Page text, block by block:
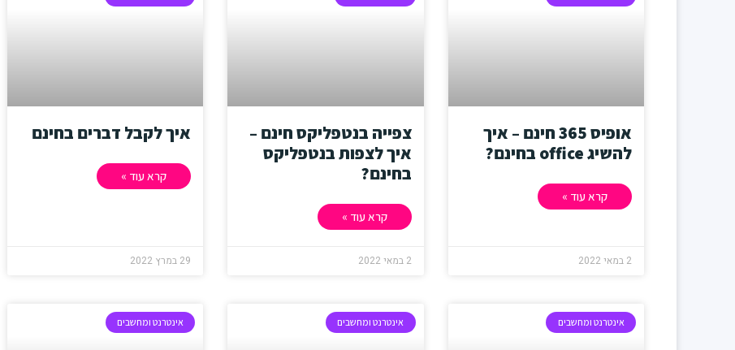
אופיס 365 חינם – איך
להשיג office בחינם?
קרא עוד »
2 במאי 2022
צפייה בנטפליקס חינם –
איך לצפות בנטפליקס
בחינם?
קרא עוד »
2 במאי 2022
איך לקבל דברים בחינם
קרא עוד »
29 במרץ 2022
אינטרנט ומחשבים אינטרנט ומחשבים אינטרנט ומחשבים